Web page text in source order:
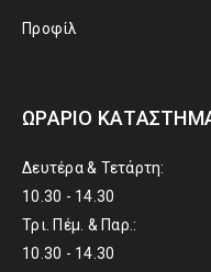
Προφίλ
ΩΡΆΡΙΟ
Δευτέρα & Τετάρτη:
10.30 - 14.30
Τρι. Πέμ. & Παρ.:
10.30 - 14.30